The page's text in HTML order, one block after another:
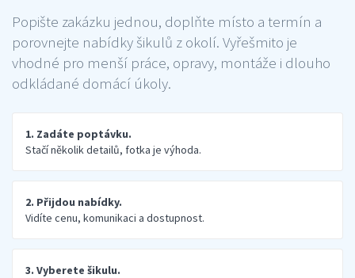
Popište zakázku jednou, doplňte místo a termín a
porovnejte nabídky šikulů z okolí. Vyřešmito je
vhodné pro menší práce, opravy, montáže i dlouho
odkládané domácí úkoly.
1. Zadáte poptávku.
Stačí několik detailů, fotka je výhoda.
2. Přijdou nabídky.
Vidíte cenu, komunikaci a dostupnost.
3. Vyberete šikulu.